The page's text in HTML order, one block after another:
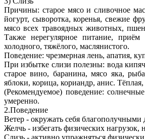
Причины: старое мясо и сливочное
йогурт, сыворотка, коренья, свежие
мясо всех травоядных животных,
Также нерегулярное питание,
холодного, тяжёлого, маслянистого.
Поведение: чрезмерная лень, апатия,
При избытке слизи полезны: вода
старое вино, баранина, мясо яка,
яблоки, корица, кориандр, анис.
(Рекомендуемое) поведение:
умеренно.
2.Поведение
Ветер - окружать себя благополучными
Желчь - избегать физических нагрузок,
Слизь - активно упражняться